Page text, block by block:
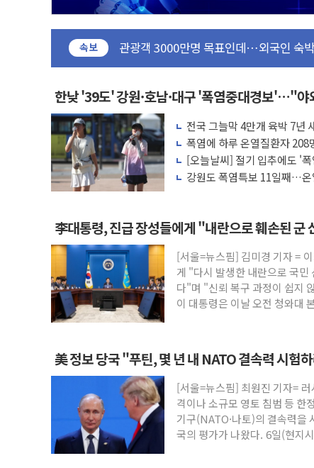
속보
현대지에프홀딩스, 자사주 1000억 연
관광객 3000만명 목표인데…외국인 숙
[뉴스핌 이 시각 PICK] 축구협회 성접대
인도, 바이오가스 생산에 3.5조원 투입키
서울시, 정비사업으로 주택 36% 늘었다
신인류콘텐츠, 핀란드 AI 기업
"일부 존치" vs "전면 개발"…서리풀2구
[AI 카드뉴스] 기후변화가 바꾼 대한민국
수박으로 여름 나는 하마
전남광주 구례 산불 32분 만에 주불 진화
캠코, 5918억원 규모 압류재산 1506건
[시승기] 공간·승차감 잡은 볼보
한낮 '39도' 강원·호남·대구 '폭염중대경보'…"
전국 그늘막 4만개 육박 7년
배 증가
폭염에 하루 온열질환자
마리 폐사
[오늘날씨] 절기 입추에도 '
강원도 폭염특보 11일째…온
李대통령, 진급 장성들에게 "내란으로 훼손된 군
[서울=뉴스핌] 김미경 기자 =
게 "다시 발생한 내란으로 국민
다"며 "신뢰 복구 과정이 쉽지
이 대통령은 이날 오전 청와대
美 정보 당국 "푸틴, 몇 년 내 NATO 결속력 시험
[서울=뉴스핌] 최원진 기자=
격이나 소규모 영토 침범 등 한
기구(NATO·나토)의 결속력을
국의 평가가 나왔다. 6일(현지